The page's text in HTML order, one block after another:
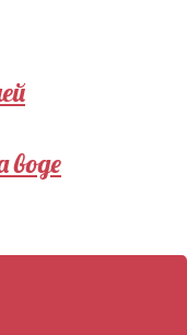
воде